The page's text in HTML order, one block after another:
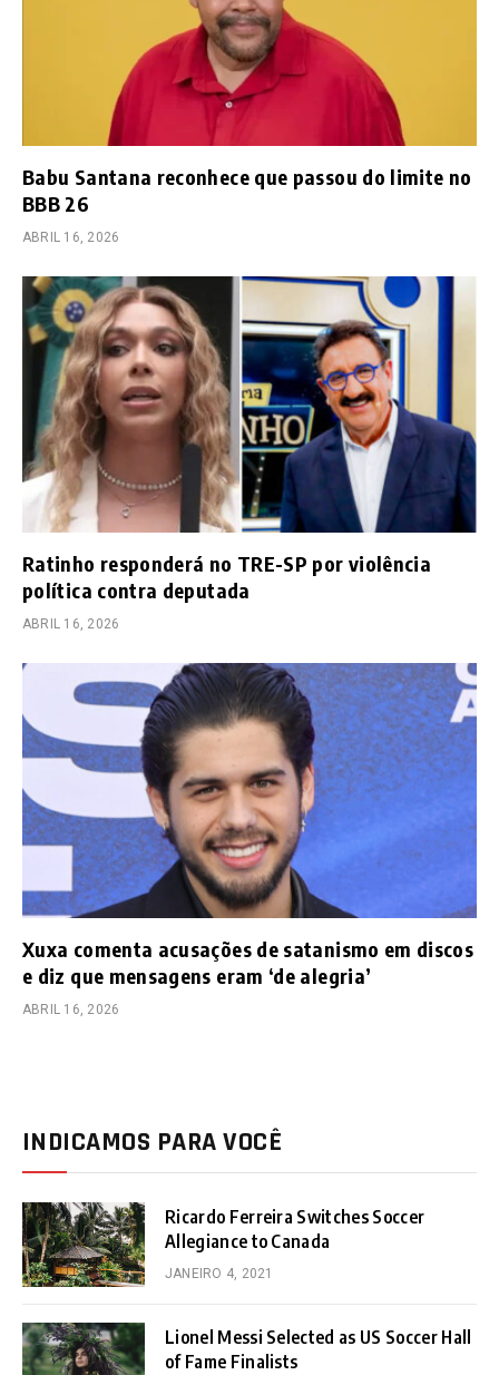
Babu Santana reconhece que passou do limite no
BBB 26
ABRIL 16, 2026
Ratinho responderá no TRE-SP por violência
política contra deputada
ABRIL 16, 2026
Xuxa comenta acusações de satanismo em discos
e diz que mensagens eram ‘de alegria’
ABRIL 16, 2026
INDICAMOS PARA VOCÊ
Ricardo Ferreira Switches Soccer
Allegiance to Canada
JANEIRO 4, 2021
Lionel Messi Selected as US Soccer Hall
of Fame Finalists